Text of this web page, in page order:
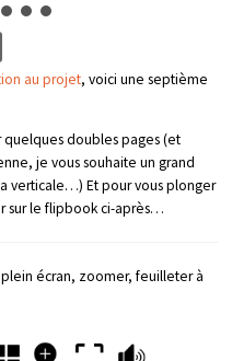
au projet, voici une septième
quelques doubles pages (et
je vous souhaite un grand
verticale…) Et pour vous plonger
sur le flipbook ci-après…
écran, zoomer, feuilleter à